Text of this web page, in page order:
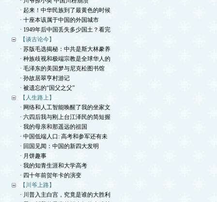
· 起来！中华民族到了最黄色的时候
· 十座本该属于中国的外国城市
· 1949年后中国丢失多少国土？看完
【谈古论今】
· 苏版毛选揭秘：中共是斯大林豢养
· 种族歧视和极端宗教是全球华人的
· 毛泽东的美国梦与尼克松图书馆
· 孙故居翠亨村游记
· 被遗忘的“国父之父”
【人生路上】
· 网络和人工智能唤醒了我的坐家文
· 六四后我与刚上台江泽民的简短握
· 我的母亲和那遥远的祖国
· 中国低端人口: 高考和参军还有未
· 回国见闻：中国的新四大发明
· 月饼趣事
· 我的知青生涯和大学高考
· 四十年前贺年卡的演变
【川爷上路】
· 川普入主白宫，究竟是谁的大胜利